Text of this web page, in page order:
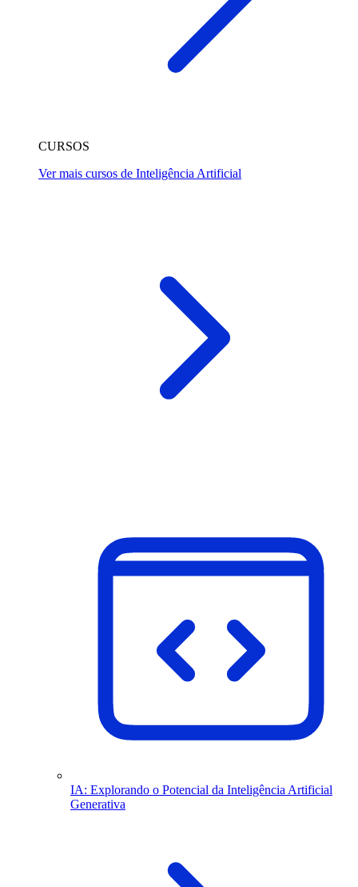
CURSOS
Ver mais cursos de Inteligência Artificial
IA: Explorando o Potencial da Inteligência Artificial
Generativa